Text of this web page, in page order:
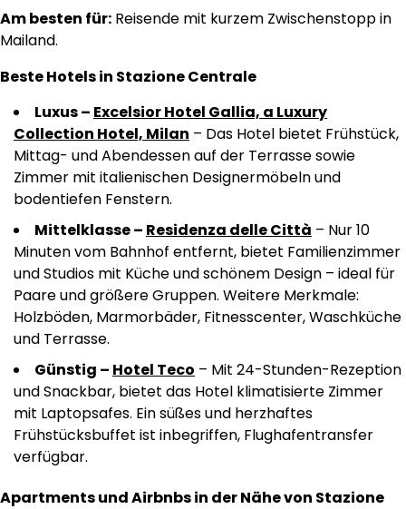
Am besten für: Reisende mit kurzem Zwischenstopp in
Mailand.
Beste Hotels in Stazione Centrale
Luxus – Excelsior Hotel Gallia, a Luxury
Collection Hotel, Milan – Das Hotel bietet Frühstück,
Mittag- und Abendessen auf der Terrasse sowie
Zimmer mit italienischen Designermöbeln und
bodentiefen Fenstern.
Mittelklasse – Residenza delle Città – Nur 10
Minuten vom Bahnhof entfernt, bietet Familienzimmer
und Studios mit Küche und schönem Design – ideal für
Paare und größere Gruppen. Weitere Merkmale:
Holzböden, Marmorbäder, Fitnesscenter, Waschküche
und Terrasse.
Günstig – Hotel Teco – Mit 24-Stunden-Rezeption
und Snackbar, bietet das Hotel klimatisierte Zimmer
mit Laptopsafes. Ein süßes und herzhaftes
Frühstücksbuffet ist inbegriffen, Flughafentransfer
verfügbar.
Apartments und Airbnbs in der Nähe von Stazione